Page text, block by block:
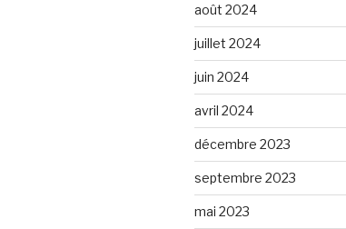
août 2024
juillet 2024
juin 2024
avril 2024
décembre 2023
septembre 2023
mai 2023